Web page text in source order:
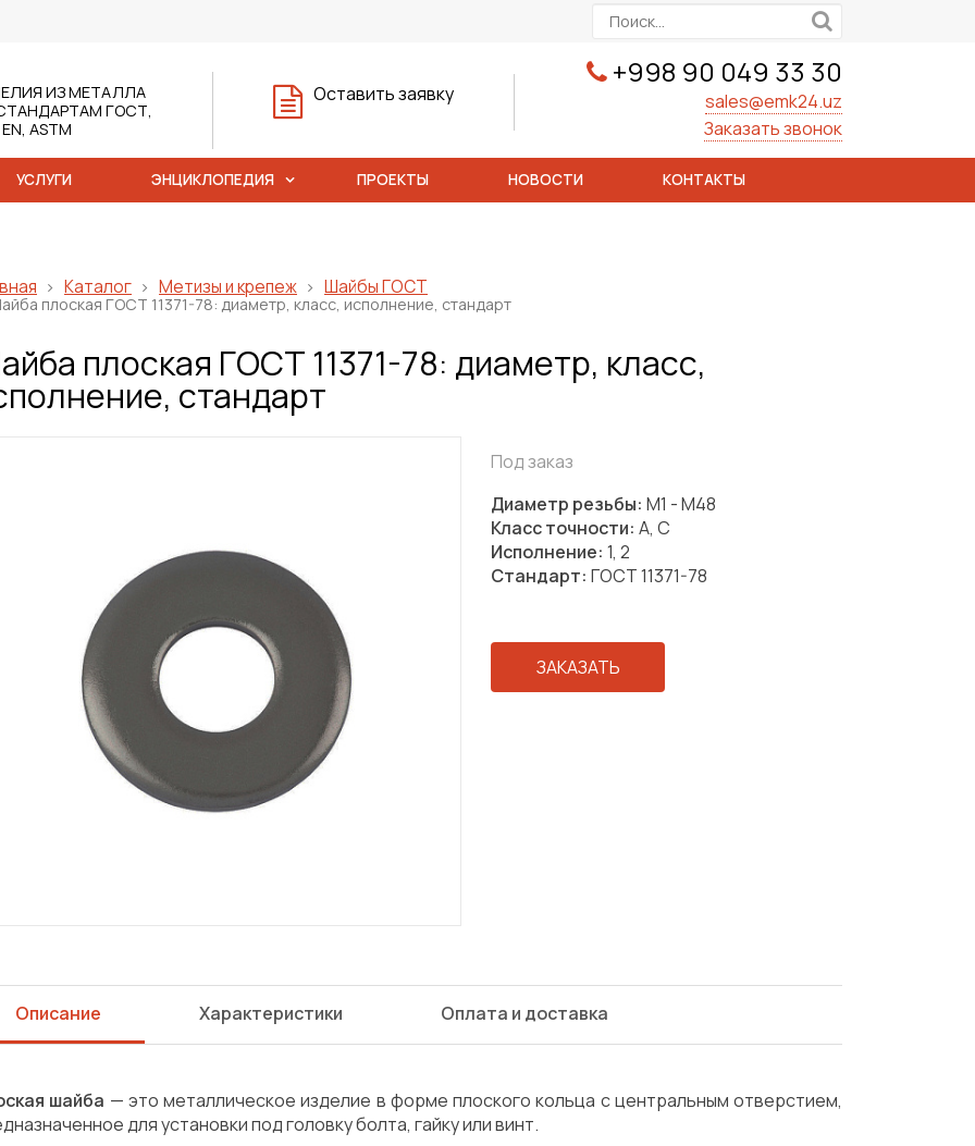
+998 90 049 33 30
sales@emk24.uz
Заказать звонок
Оставить заявку
ИЗ МЕТАЛЛА
ГОСТ,
ASTM
УСЛУГИ ЭНЦИКЛОПЕДИЯ ПРОЕКТЫ НОВОСТИ КОНТАКТЫ
Каталог Метизы и крепеж Шайбы ГОСТ
плоская ГОСТ 11371-78: диаметр, класс, исполнение, стандарт
плоская ГОСТ 11371-78: диаметр, класс,
стандарт
Под заказ
Диаметр резьбы: М1 - М48
Класс точности: А, С
Исполнение: 1, 2
Стандарт: ГОСТ 11371-78
ЗАКАЗАТЬ
Описание Характеристики Оплата и доставка
шайба — это металлическое изделие в форме плоского кольца с центральным отверстием,
для установки под головку болта, гайку или винт.